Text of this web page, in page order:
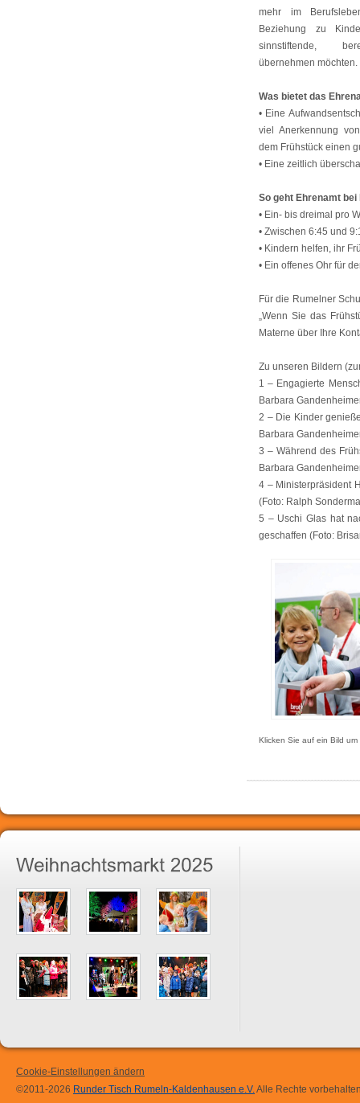
mehr im
Beziehung zu
sinnstiftende,
übernehmen möchten.
Was bietet das
• Eine
viel Anerkennung
dem Frühstück einen
• Eine zeitlich
So geht Ehrenamt bei
• Ein- bis dreimal pro
• Zwischen 6:45 und
• Kindern helfen, ihr
• Ein offenes Ohr für
Für die Rumelner
„Wenn Sie das
Materne über Ihre
Zu unseren Bildern
1 – Engagierte
Barbara
2 – Die Kinder
Barbara
3 – Während des
Barbara
4 – Ministerpräsident
(Foto: Ralph
5 – Uschi Glas hat
geschaffen (Foto:
Klicken Sie auf ein Bild
Cookie-Einstellungen ändern
©2011-2026 Runder Tisch Rumeln-Kaldenhausen e.V.Alle Rechte